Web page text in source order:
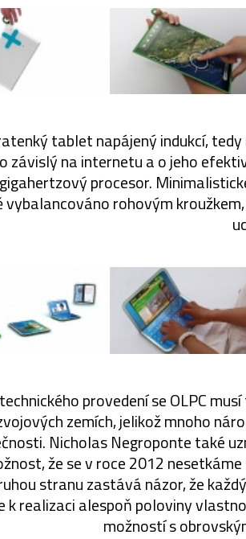
tablet napájený indukcí,
závislý na internetu a o jeho
procesor.
vybalancováno rohovým
provedení se OLPC
zemích, jelikož mnoho
Nicholas Negroponte také
že se v roce 2012
stranu zastává názor, že
k realizaci alespoň poloviny
možností s